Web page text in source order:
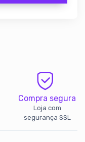
Compra segura
Loja com
segurança SSL